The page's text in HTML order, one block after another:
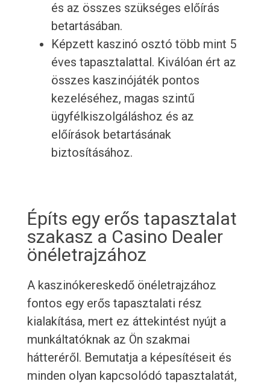
és az összes szükséges előírás
betartásában.
Képzett kaszinó osztó több mint 5
éves tapasztalattal. Kiválóan ért az
összes kaszinójáték pontos
kezeléséhez, magas szintű
ügyfélkiszolgáláshoz és az
előírások betartásának
biztosításához.
Építs egy erős tapasztalat
szakasz a Casino Dealer
önéletrajzához
A kaszinókereskedő önéletrajzához
fontos egy erős tapasztalati rész
kialakítása, mert ez áttekintést nyújt a
munkáltatóknak az Ön szakmai
hátteréről. Bemutatja a képesítéseit és
minden olyan kapcsolódó tapasztalatát,